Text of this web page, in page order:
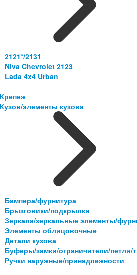
2121*/2131
Niva Chevrolet 2123
Lada 4x4 Urban
Крепеж
Кузов/элементы кузова
Бампера/фурнитура
Брызговики/подкрылки
Зеркала/зеркальные элементы/
Элементы облицовочные
Детали кузова
Буферы/замки/ограничители/
Ручки наружные/принадлежности